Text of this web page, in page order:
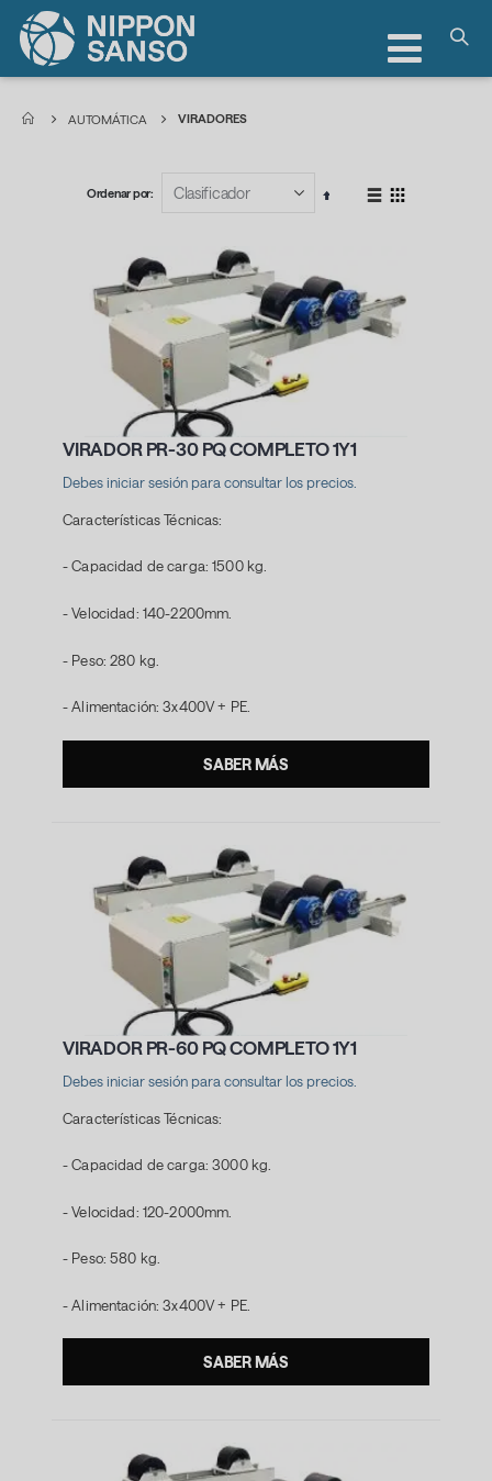
Toggle
Nav
AUTOMÁTICA VIRADORES
Ordenar por
Fijar
Ver
VIRADOR PR-30 PQ COMPLETO 1Y1
Debes iniciar sesión para consultar los precios.
Características Técnicas:
- Capacidad de carga: 1500 kg.
- Velocidad: 140-2200mm.
- Peso: 280 kg.
- Alimentación: 3x400V + PE.
SABER MÁS
VIRADOR PR-60 PQ COMPLETO 1Y1
Debes iniciar sesión para consultar los precios.
Características Técnicas:
- Capacidad de carga: 3000 kg.
- Velocidad: 120-2000mm.
- Peso: 580 kg.
- Alimentación: 3x400V + PE.
SABER MÁS